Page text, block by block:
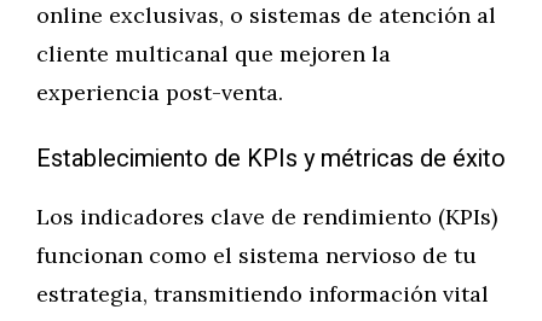
online exclusivas, o sistemas de atención al
cliente multicanal que mejoren la
experiencia post-venta.
Establecimiento de KPIs y métricas de éxito
Los indicadores clave de rendimiento (KPIs)
funcionan como el sistema nervioso de tu
estrategia, transmitiendo información vital